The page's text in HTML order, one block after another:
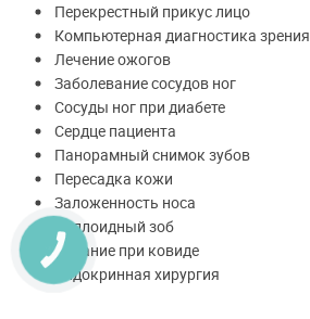
Перекрестный прикус лицо
Компьютерная диагностика зрения
Лечение ожогов
Заболевание сосудов ног
Сосуды ног при диабете
Сердце пациента
Панорамный снимок зубов
Пересадка кожи
Заложенность носа
Коллоидный зоб
Питание при ковиде
Эндокринная хирургия